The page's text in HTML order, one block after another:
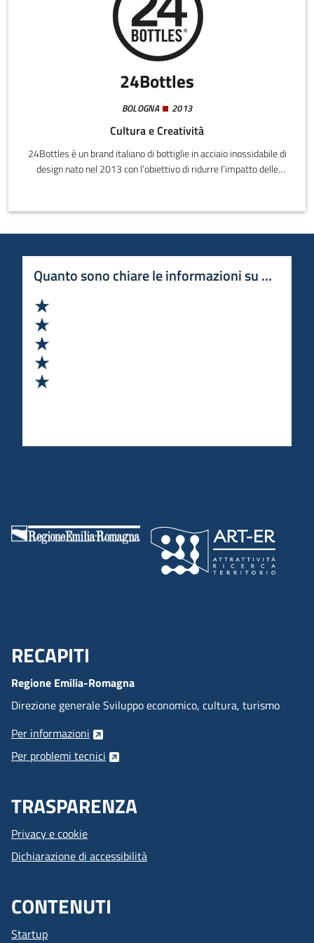
24Bottles
BOLOGNA 2013
Cultura e Creatività
24Bottles è un brand italiano di bottiglie in acciaio inossidabile di
design nato nel 2013 con l’obiettivo di ridurre l’impatto delle
bottiglie riutilizzabili 24Bottles® aiutano a ridurre l'impronta
ambientale di chi le usa, giorno dopo giorno, sorso dopo sorso.
Quanto sono chiare le informazioni su questa
Menu Footer
RECAPITI
Regione Emilia-Romagna
Direzione generale Sviluppo economico, cultura, turismo
Per informazioni
Per problemi tecnici
TRASPARENZA
Privacy e cookie
Dichiarazione di accessibilità
CONTENUTI
Startup